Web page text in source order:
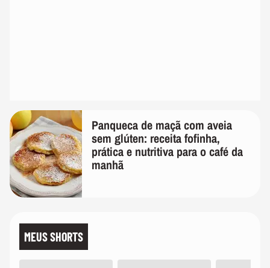
Panqueca de maçã com aveia
sem glúten: receita fofinha,
prática e nutritiva para o café da
manhã
MEUS SHORTS